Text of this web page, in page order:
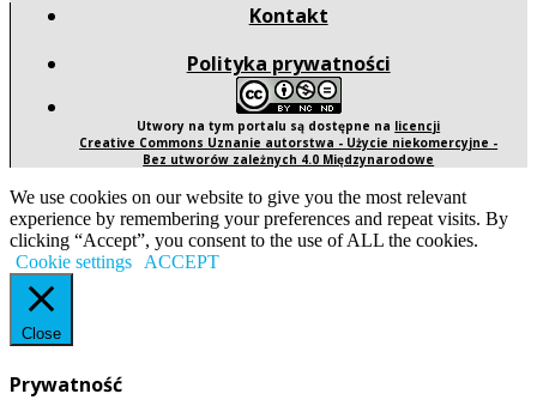
Kontakt
Polityka prywatności
Utwory na tym portalu są dostępne na licencji
Creative Commons Uznanie autorstwa - Użycie niekomercyjne -
Bez utworów zależnych 4.0 Międzynarodowe
We use cookies on our website to give you the most relevant
experience by remembering your preferences and repeat visits. By
clicking “Accept”, you consent to the use of ALL the cookies.
Cookie settings
ACCEPT
Close
Prywatność